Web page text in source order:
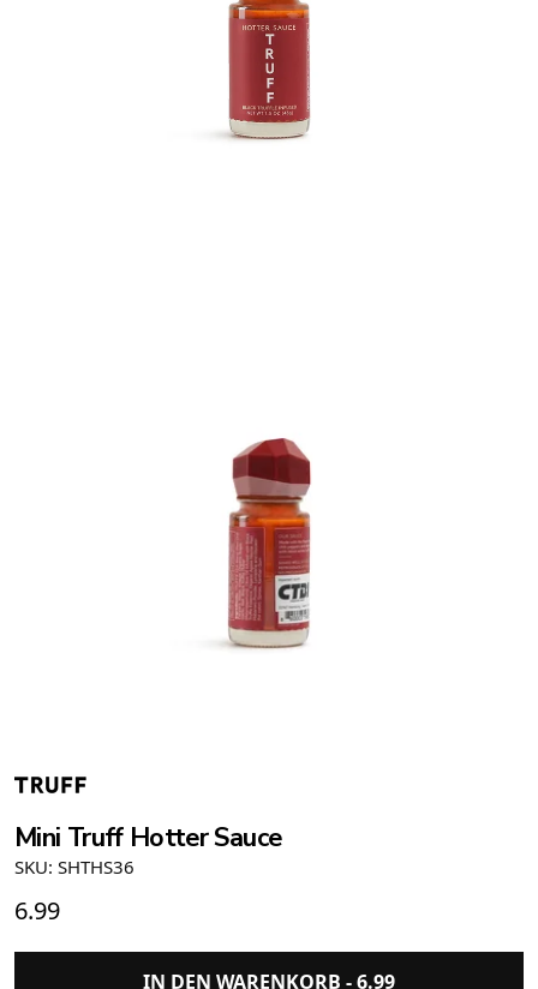
Mini Truff Hotter Sauce
SKU: SHTHS36
6.99
IN DEN WARENKORB -6.99